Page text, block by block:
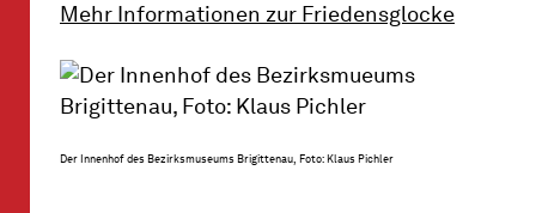
Mehr Informationen zur Friedensglocke
Der Innenhof des Bezirksmuseums Brigittenau, Foto: Klaus Pichler